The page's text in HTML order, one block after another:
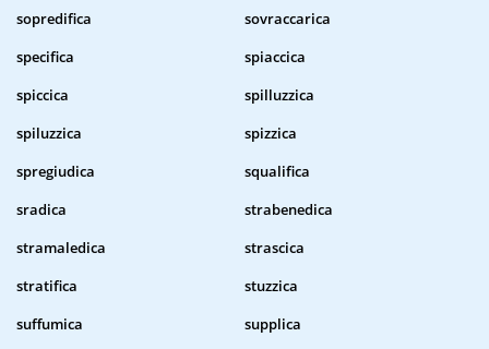
sopredifica
sovraccarica
specifica
spiaccica
spiccica
spilluzzica
spiluzzica
spizzica
spregiudica
squalifica
sradica
strabenedica
stramaledica
strascica
stratifica
stuzzica
suffumica
supplica